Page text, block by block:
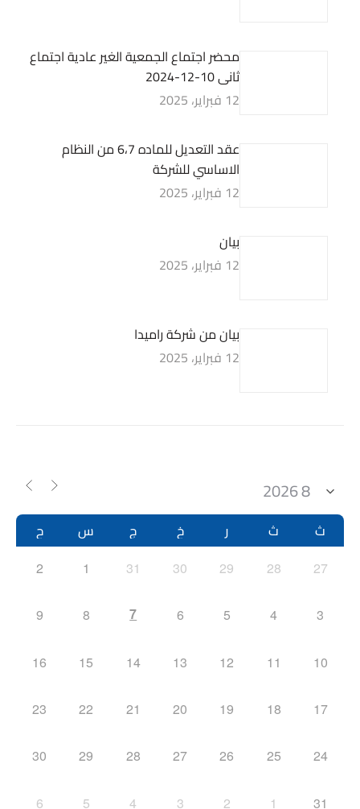
محضر اجتماع الجمعية الغير عادية اجتماع
ثانى 10-12-2024
12 فبراير، 2025
عقد التعديل للماده 6،7 من النظام
الاساسي للشركة
12 فبراير، 2025
بيان
12 فبراير، 2025
بيان من شركة راميدا
12 فبراير، 2025
ث ث ر خ ج س ح
27
28
29
30
31
1
2
3
4
5
6
7
8
9
10
11
12
13
14
15
16
17
18
19
20
21
22
23
24
25
26
27
28
29
30
31
1
2
3
4
5
6